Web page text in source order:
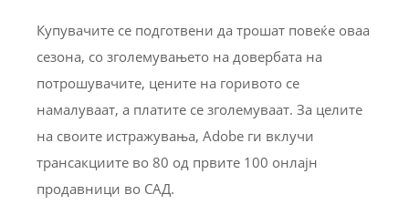
Купувачите се подготвени да трошат повеќе оваа
сезона, со зголемувањето на довербата на
потрошувачите, цените на горивото се
намалуваат, а платите се зголемуваат. За целите
на своите истражувања, Adobe ги вклучи
трансакциите во 80 од првите 100 онлајн
продавници во САД.